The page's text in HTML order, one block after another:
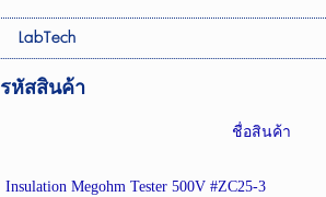
LabTech
รหัสสินค้า
ชื่อสินค้า
Insulation Megohm Tester 500V #ZC25-3